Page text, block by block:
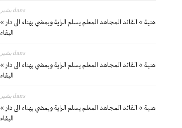
بشير dans
« هنية » القائد المجاهد المعلم يسلم الراية ويمضي بهناء الى دار
البقاء
بشير dans
« هنية » القائد المجاهد المعلم يسلم الراية ويمضي بهناء الى دار
البقاء
بشير dans
« هنية » القائد المجاهد المعلم يسلم الراية ويمضي بهناء الى دار
البقاء